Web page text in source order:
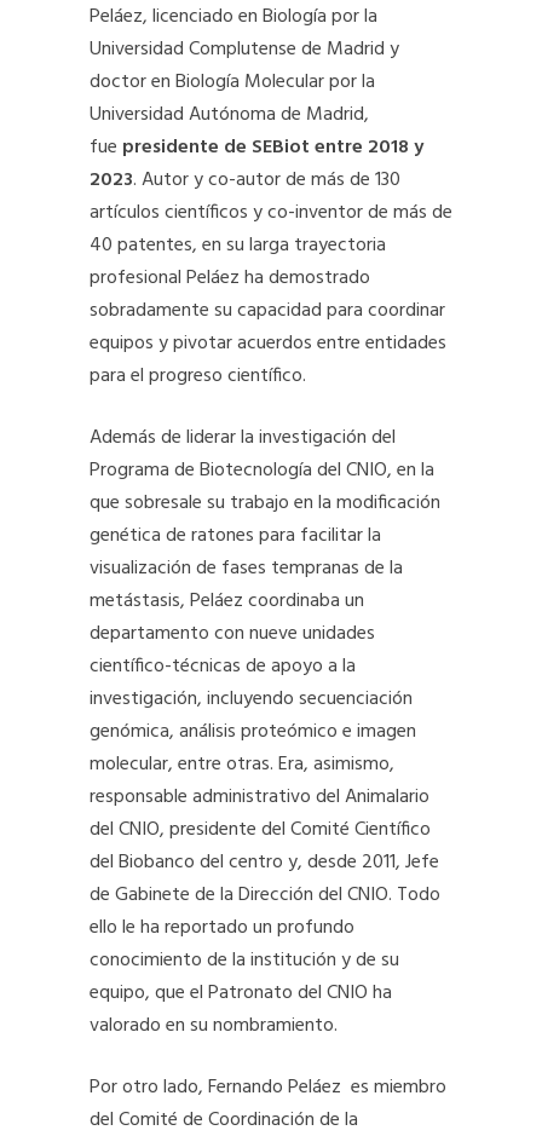
Peláez, licenciado en Biología por la
Universidad Complutense de Madrid y
doctor en Biología Molecular por la
Universidad Autónoma de Madrid,
fue presidente de SEBiot entre 2018 y
2023. Autor y co-autor de más de 130
artículos científicos y co-inventor de más de
40 patentes, en su larga trayectoria
profesional Peláez ha demostrado
sobradamente su capacidad para coordinar
equipos y pivotar acuerdos entre entidades
para el progreso científico.
Además de liderar la investigación del
Programa de Biotecnología del CNIO, en la
que sobresale su trabajo en la modificación
genética de ratones para facilitar la
visualización de fases tempranas de la
metástasis, Peláez coordinaba un
departamento con nueve unidades
científico-técnicas de apoyo a la
investigación, incluyendo secuenciación
genómica, análisis proteómico e imagen
molecular, entre otras. Era, asimismo,
responsable administrativo del Animalario
del CNIO, presidente del Comité Científico
del Biobanco del centro y, desde 2011, Jefe
de Gabinete de la Dirección del CNIO. Todo
ello le ha reportado un profundo
conocimiento de la institución y de su
equipo, que el Patronato del CNIO ha
valorado en su nombramiento.
Por otro lado, Fernando Peláez es miembro
del Comité de Coordinación de la